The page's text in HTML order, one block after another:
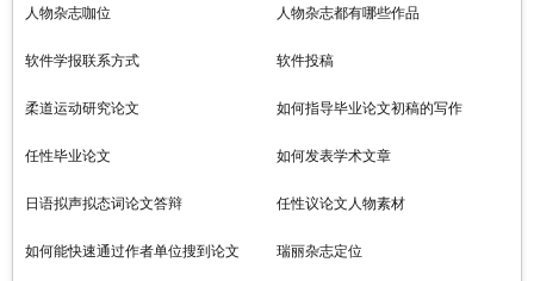
人物杂志咖位 人物杂志都有哪些作品
软件学报联系方式 软件投稿
柔道运动研究论文 如何指导毕业论文初稿的写作
任性毕业论文 如何发表学术文章
日语拟声拟态词论文答辩 任性议论文人物素材
如何能快速通过作者单位搜到论文 瑞丽杂志定位